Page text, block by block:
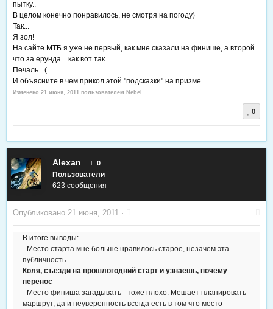
пытку..
В целом конечно понравилось, не смотря на погоду)
Так...
Я зол!
На сайте МТБ я уже не первый, как мне сказали на финише, а второй..
что за ерунда... как вот так ...
Печаль =(
И объясните в чем прикол этой "подсказки" на призме..
Изменено 21 июня, 2011 пользователем Nebel
0
Alexan 0
Пользователи
623 сообщения
Опубликовано 21 июня, 2011 ·
В итоге выводы:
- Место старта мне больше нравилось старое, незачем эта
публичность.
Коля, съезди на прошлогодний старт и узнаешь, почему
перенос
- Место финиша загадывать - тоже плохо. Мешает планировать
маршрут, да и неуверенность всегда есть в том что место